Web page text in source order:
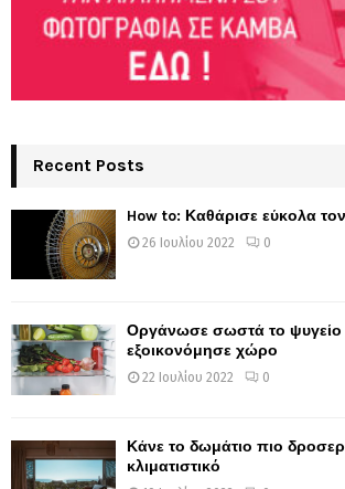
Recent Posts
How to: Καθάρισε εύκολα
26 Ιουλίου 2022 0
Οργάνωσε σωστά το ψυγείο
εξοικονόμησε χώρο
22 Ιουλίου 2022 0
Κάνε το δωμάτιο πιο
κλιματιστικό